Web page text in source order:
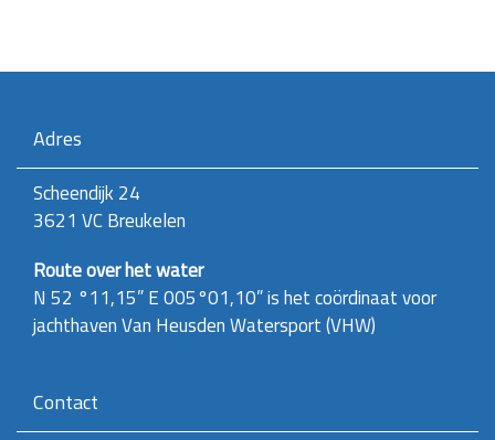
Adres
Scheendijk 24
3621 VC Breukelen
Route over het water
N 52 °11,15” E 005°01,10”is het coördinaat voor
jachthavenVan Heusden Watersport (VHW)
Contact